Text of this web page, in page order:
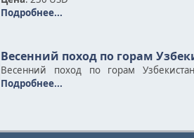
Подробнее...
Весенний поход по горам
Весенний поход по горам
Подробнее...